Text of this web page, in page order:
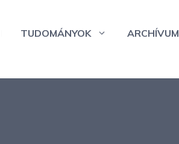
TUDOMÁNYOK ARCHÍVUM